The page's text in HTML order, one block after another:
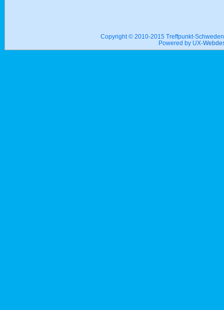
Copyright © 2010-2015 Treffpunkt-
Powered by UX-